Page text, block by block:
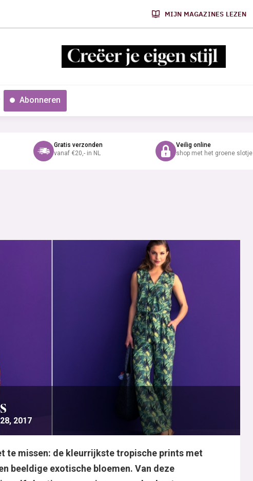
MIJN MAGAZINES LEZEN
Abonneren
Gratis verzonden
vanaf €20,- in NL
Veilig online
shop met het groene slotje
2017
te missen: de kleurrijkste tropische prints met
beeldige exotische bloemen. Van deze